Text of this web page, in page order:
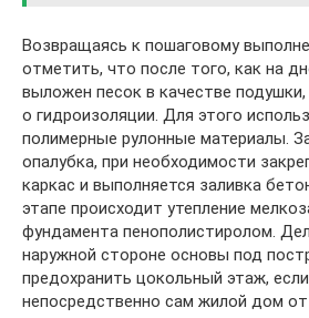
Возвращаясь к пошаговому
отметить, что после того, как на
выложен песок в качестве
о гидроизоляции. Для этого
полимерные рулонные материалы.
опалубка, при необходимости
каркас и выполняется заливка
этапе происходит утепление
фундамента пенополистиролом.
наружной стороне основы под
предохранить цокольный этаж,
непосредственно сам жилой дом